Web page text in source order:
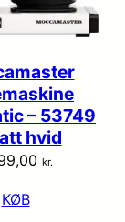
– 53749
hvid
kr.
KØB